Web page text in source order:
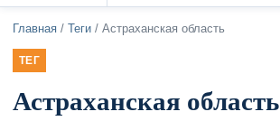
Главная / Теги / Астраханская область
ТЕГ
Астраханская область